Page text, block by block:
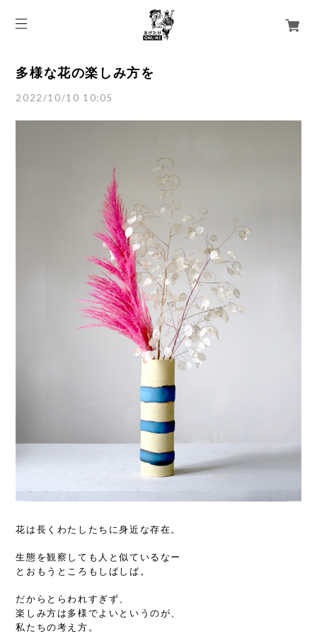
多様な花の楽しみ方を
2022/10/10 10:05
花は長くわたしたちに身近な存在。
生態を観察しても人と似ているなー
とおもうところもしばしば。
だからとらわれすぎず、
楽しみ方は多様でよいというのが、
私たちの考え方。